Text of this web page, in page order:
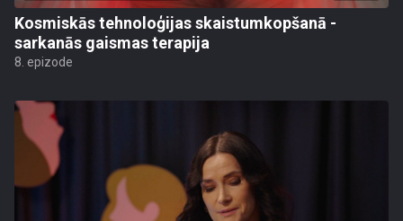
Kosmiskās tehnoloģijas skaistumkopšanā -
sarkanās gaismas terapija
8. epizode